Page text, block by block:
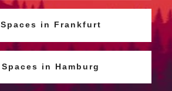
Spaces in Frankfurt
Spaces in Hamburg